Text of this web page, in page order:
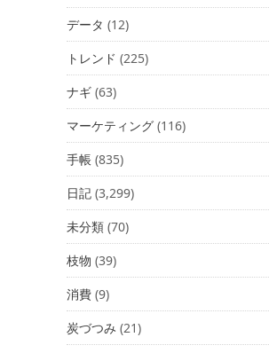
データ (12)
トレンド (225)
ナギ (63)
マーケティング (116)
手帳 (835)
日記 (3,299)
未分類 (70)
枝物 (39)
消費 (9)
炭づつみ (21)